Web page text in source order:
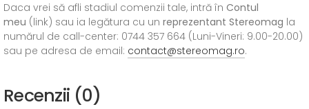
Daca vrei să afli stadiul comenzii tale, intră în Contul
meu (link) sau ia legătura cu un reprezentant Stereomag la
numărul de call-center: 0744 357 664 (Luni-Vineri: 9.00-20.00)
sau pe adresa de email: contact@stereomag.ro.
Recenzii (0)